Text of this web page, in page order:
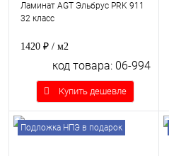
Ламинат AGT Эльбрус PRK 911
32 класс
1420 ₽ / м2
код товара: 06-994
Купить дешевле
Подложка НПЭ в подарок